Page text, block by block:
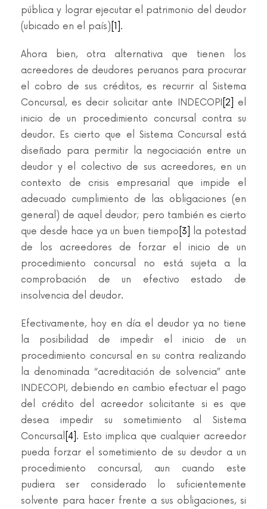
pública y lograr ejecutar el patrimonio del deudor
(ubicado en el país) [1] .
Ahora bien, otra alternativa que tienen los
acreedores de deudores peruanos para procurar
el cobro de sus créditos, es recurrir al Sistema
Concursal, es decir solicitar ante INDECOPI [2]
el
inicio de un procedimiento concursal contra su
deudor. Es cierto que el Sistema Concursal está
diseñado para permitir la negociación entre un
deudor y el colectivo de sus acreedores, en un
contexto de crisis empresarial que impide el
adecuado cumplimiento de las obligaciones (en
general) de aquel deudor; pero también es cierto
que desde hace ya un buen tiempo [3]
la potestad
de los acreedores de forzar el inicio de un
procedimiento concursal no está sujeta a la
comprobación de un efectivo estado de
insolvencia del deudor.
Efectivamente, hoy en día el deudor ya no tiene
la posibilidad de impedir el inicio de un
procedimiento concursal en su contra realizando
la denominada “acreditación de solvencia” ante
INDECOPI, debiendo en cambio efectuar el pago
del crédito del acreedor solicitante si es que
desea impedir su sometimiento al Sistema
Concursal [4] . Esto implica que cualquier acreedor
pueda forzar el sometimiento de su deudor a un
procedimiento concursal, aun cuando este
pudiera ser considerado lo suficientemente
solvente para hacer frente a sus obligaciones, si